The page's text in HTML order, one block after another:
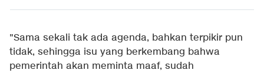
"Sama sekali tak ada agenda, bahkan terpikir pun
tidak, sehingga isu yang berkembang bahwa
pemerintah akan meminta maaf, sudah